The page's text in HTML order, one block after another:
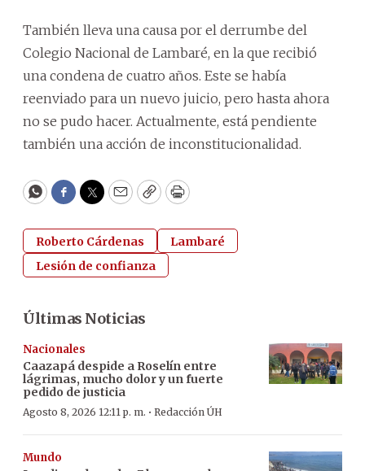
También lleva una causa por el derrumbe del
Colegio Nacional de Lambaré, en la que recibió
una condena de cuatro años. Este se había
reenviado para un nuevo juicio, pero hasta ahora
no se pudo hacer. Actualmente, está pendiente
también una acción de inconstitucionalidad.
WhatsApp
Facebook
Twitter
EmailCopyPrint
Roberto Cárdenas
Lambaré
Lesión de confianza
Últimas Noticias
Nacionales
Caazapá despide a Roselín entre
lágrimas, mucho dolor y un fuerte
pedido de justicia
Agosto 8, 2026 12:11 p. m. · Redacción ÚH
Mundo